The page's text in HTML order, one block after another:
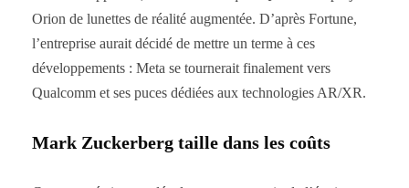
Orion de lunettes de réalité augmentée. D’après Fortune,
l’entreprise aurait décidé de mettre un terme à ces
développements : Meta se tournerait finalement vers
Qualcomm et ses puces dédiées aux technologies AR/XR.
Mark Zuckerberg taille dans les coûts